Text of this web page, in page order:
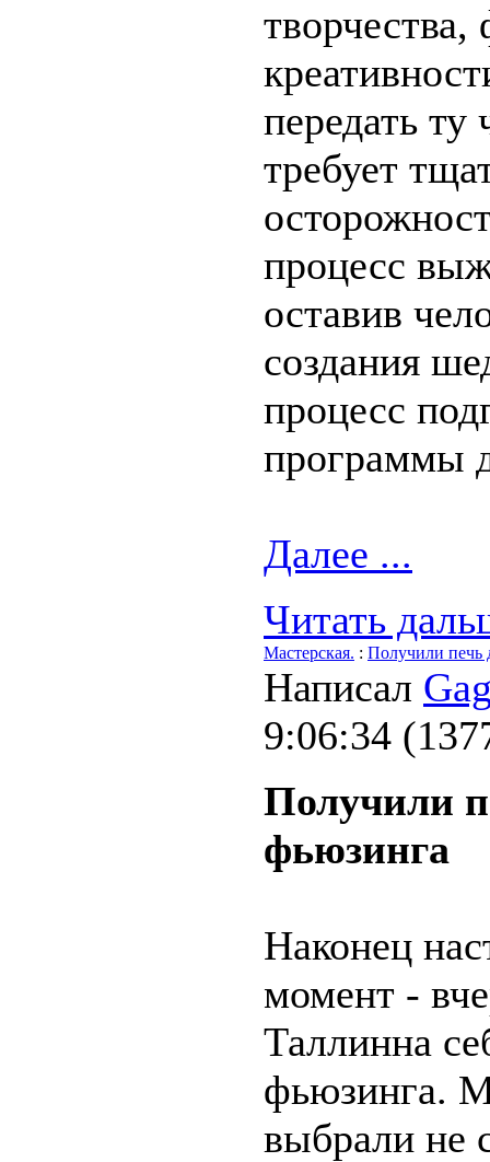
творчества,
передать ту
требует
процесс
оставив
создания
процесс
программы
Далее ...
Читать
Мастерская. : Получили печь
Написал
9:06:34 (
Получили
фьюзинга
Наконец
момент -
Таллинна
фьюзинга.
выбрали не